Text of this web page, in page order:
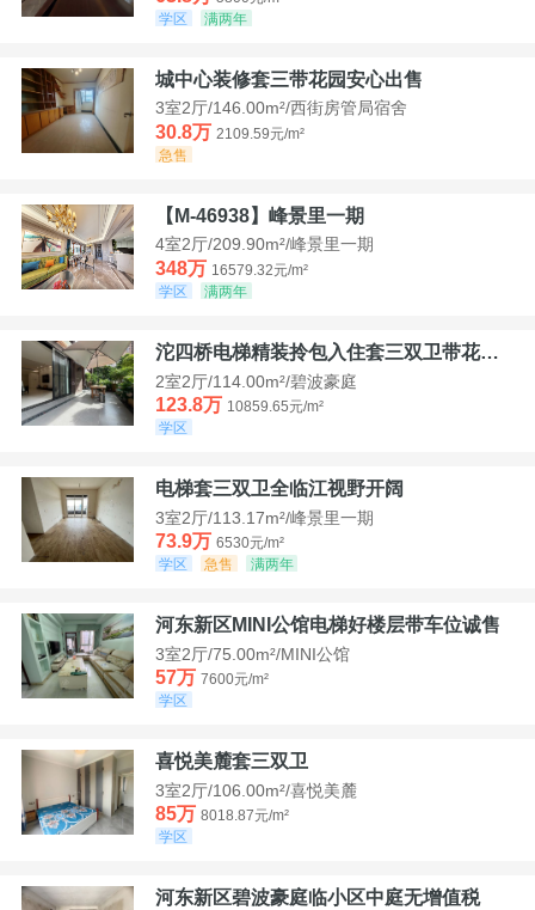
学区
满两年
城中心装修套三带花园安心出售
3室2厅/146.00m²/西街房管局宿舍
30.8万 2109.59元/m²
急售
【M-46938】峰景里一期
4室2厅/209.90m²/峰景里一期
348万 16579.32元/m²
学区
满两年
沱四桥电梯精装拎包入住套三双卫带花园40平米带车位
2室2厅/114.00m²/碧波豪庭
123.8万 10859.65元/m²
学区
电梯套三双卫全临江视野开阔
3室2厅/113.17m²/峰景里一期
73.9万 6530元/m²
学区
急售 满两年
河东新区MINI公馆电梯好楼层带车位诚售
3室2厅/75.00m²/MINI公馆
57万 7600元/m²
学区
喜悦美麓套三双卫
3室2厅/106.00m²/喜悦美麓
85万 8018.87元/m²
学区
河东新区碧波豪庭临小区中庭无增值税